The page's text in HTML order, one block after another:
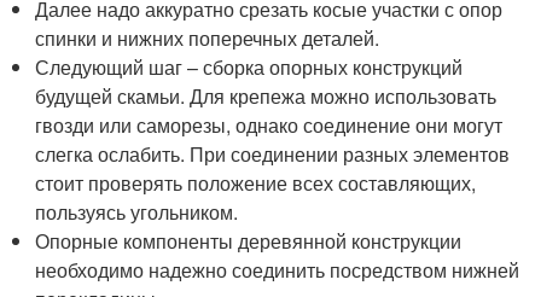
Далее надо аккуратно срезать косые участки с опор
спинки и нижних поперечных деталей.
Следующий шаг – сборка опорных конструкций
будущей скамьи. Для крепежа можно использовать
гвозди или саморезы, однако соединение они могут
слегка ослабить. При соединении разных элементов
стоит проверять положение всех составляющих,
пользуясь угольником.
Опорные компоненты деревянной конструкции
необходимо надежно соединить посредством нижней